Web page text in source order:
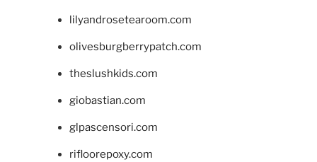
lilyandrosetearoom.com
olivesburgberrypatch.com
theslushkids.com
giobastian.com
glpascensori.com
rifloorepoxy.com